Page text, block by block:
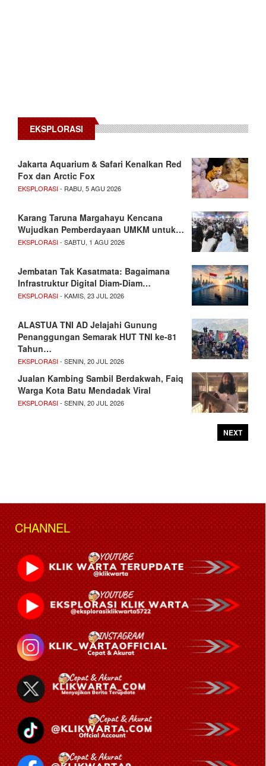
EKSPLORASI
Jakarta Aquarium & Safari Kenalkan Red
Fox dan Arctic Fox
EKSPLORASI- RABU, 5 AGU 2026
Karang Taruna Margahayu Kencana
Wujudkan Pemberdayaan UMKM untuk…
EKSPLORASI- SABTU, 1 AGU 2026
Jembatan Tak Kasatmata: Bagaimana
Infrastruktur Digital Diam-Diam…
EKSPLORASI- KAMIS, 23 JUL 2026
ALASTUA TNI AD Jelajahi Gunung
Penanggungan Semarak HUT TNI ke-81
Tahun…
EKSPLORASI- SENIN, 20 JUL 2026
Jualan Kambing Sambil Berdakwah, Faiq
Warga Kota Batu Mendadak Viral
EKSPLORASI- SENIN, 20 JUL 2026
NEXT
CHANNEL